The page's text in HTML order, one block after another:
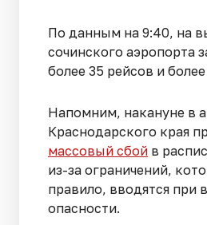
По данным на 9:40, на
сочинского аэропорта
более 35 рейсов и
Напомним, накануне в
Краснодарского края
массовый сбой в
из-за ограничений,
правило, вводятся при
опасности.